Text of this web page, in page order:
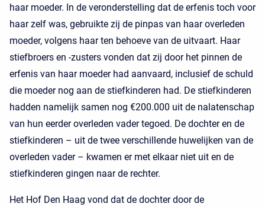
haar moeder. In de veronderstelling dat de erfenis toch voor
haar zelf was, gebruikte zij de pinpas van haar overleden
moeder, volgens haar ten behoeve van de uitvaart. Haar
stiefbroers en -zusters vonden dat zij door het pinnen de
erfenis van haar moeder had aanvaard, inclusief de schuld
die moeder nog aan de stiefkinderen had. De stiefkinderen
hadden namelijk samen nog €200.000 uit de nalatenschap
van hun eerder overleden vader tegoed. De dochter en de
stiefkinderen – uit de twee verschillende huwelijken van de
overleden vader – kwamen er met elkaar niet uit en de
stiefkinderen gingen naar de rechter.
Het Hof Den Haag vond dat de dochter door de